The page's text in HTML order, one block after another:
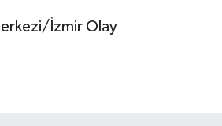
İzmir Olay